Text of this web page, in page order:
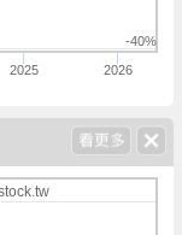
2025 2026
-40%